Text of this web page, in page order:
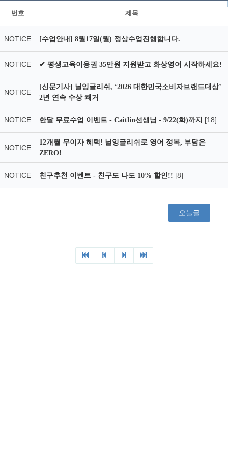
번호 제목
NOTICE [수업안내] 8월17일(월) 정상수업진행합니다.
NOTICE ✔ 평생교육이용권 35만원 지원받고 화상영어 시작하세요!
NOTICE
[신문기사] 닐잉글리쉬, ‘2026 대한민국소비자브랜드대상’
2년 연속 수상 쾌거
NOTICE 한달 무료수업 이벤트 - Caitlin선생님 - 9/22(화)까지 [18]
NOTICE
12개월 무이자 혜택! 닐잉글리쉬로 영어 정복, 부담은
ZERO!
NOTICE 친구추천 이벤트 - 친구도 나도 10% 할인!! [8]
오늘글